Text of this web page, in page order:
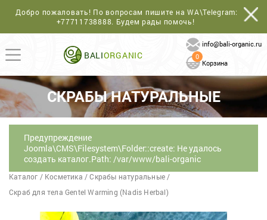
Добро пожаловать! По вопросам пишите на WA\Telegram:
+77711738888. Будем рады помочь!
BALIORGANIC
info@bali-organic.ru
0
Корзина
СКРАБЫ НАТУРАЛЬНЫЕ
Предупреждение
Joomla\CMS\Filesystem\Folder::create: Не удалось
создать каталог.Path: /var/www/bali-organic
Каталог / Косметика / Скрабы натуральные /
Скраб для тела Gentel Warming (Nadis Herbal)